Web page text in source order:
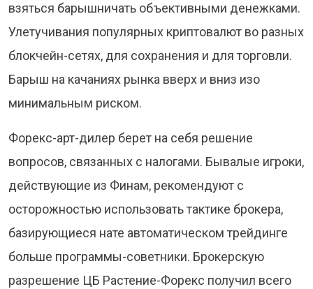
взяться барышничать объективными денежками.
Улетучивания популярных криптовалют во разных
блокчейн-сетях, для сохранения и для торговли.
Барыш на качаниях рынка вверх и вниз изо
минимальным риском.
Форекс-арт-дилер берет на себя решение
вопросов, связанных с налогами. Бывалые игроки,
действующие из Финам, рекомендуют с
осторожностью использовать тактике брокера,
базирующиеся нате автоматическом трейдинге
больше программы-советники. Брокерскую
разрешение ЦБ Растение-Форекс получил всего